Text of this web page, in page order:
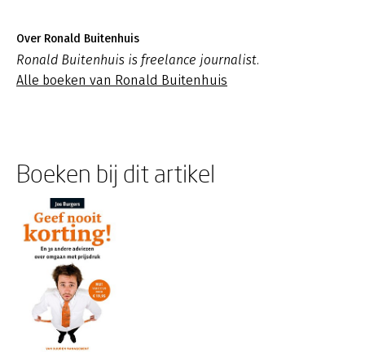
Over Ronald Buitenhuis
Ronald Buitenhuis is freelance journalist.
Alle boeken van Ronald Buitenhuis
Boeken bij dit artikel